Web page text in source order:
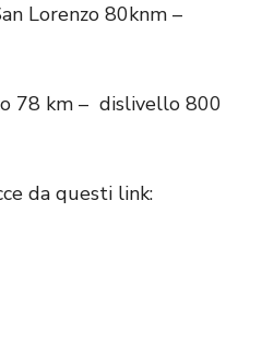
Lorenzo 80knm –
78 km – dislivello 800
da questi link: